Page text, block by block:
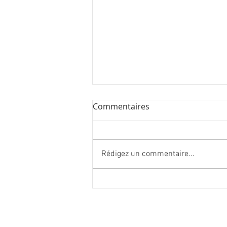
Commentaires
Rédigez un commentaire...